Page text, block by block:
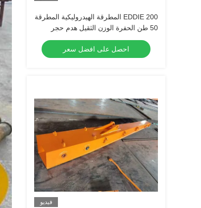
EDDIE 200 المطرقة الهيدروليكية المطرقة
50 طن الحفرة الوزن الثقيل هدم حجر
كسارة
احصل على افضل سعر
فيديو